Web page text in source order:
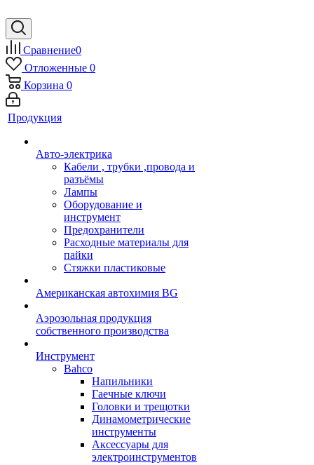
Сравнение0
Отложенные 0
Корзина 0
Продукция
Авто-электрика
Кабели , трубки ,провода и
разъёмы
Лампы
Оборудование и
инструмент
Предохранители
Расходные материалы для
пайки
Стяжки пластиковые
Американская автохимия BG
Аэрозольная продукция
собственного производства
Инструмент
Bahco
Напильники
Гаечные ключи
Головки и трещотки
Динамометрические
инструменты
Аксессуары для
электроинструментов